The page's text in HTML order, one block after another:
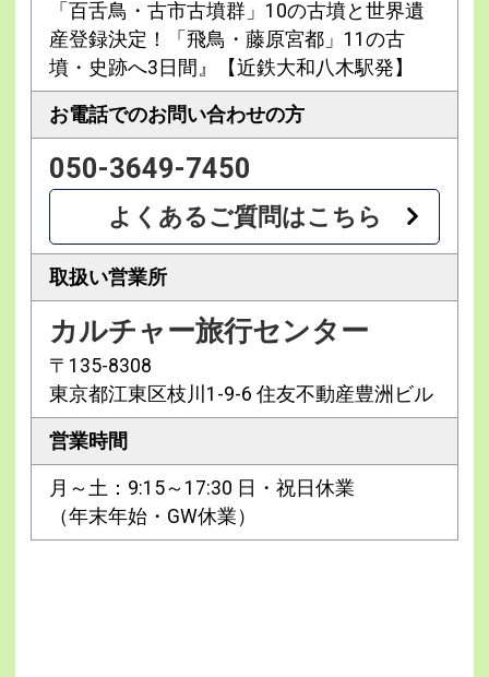
「百舌鳥・古市古墳群」10の古墳と世界遺
産登録決定！「飛鳥・藤原宮都」11の古
墳・史跡へ3日間』【近鉄大和八木駅発】
お電話でのお問い合わせの方
050-3649-7450
よくあるご質問はこちら
取扱い営業所
カルチャー旅行センター
〒135-8308
東京都江東区枝川1-9-6 住友不動産豊洲ビル
営業時間
月～土：9:15～17:30 日・祝日休業
（年末年始・GW休業）